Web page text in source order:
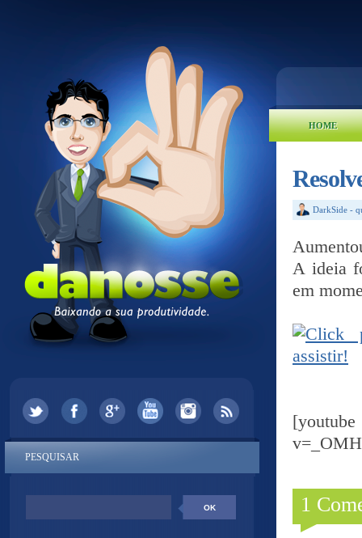
HOME
DarkSide -
A ideia
em
1
PESQUISAR